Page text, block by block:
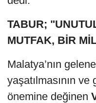
TABUR; "
MUTFAK, BİR
Malatya’nın
yaşatılmasının ve
önemine değinen